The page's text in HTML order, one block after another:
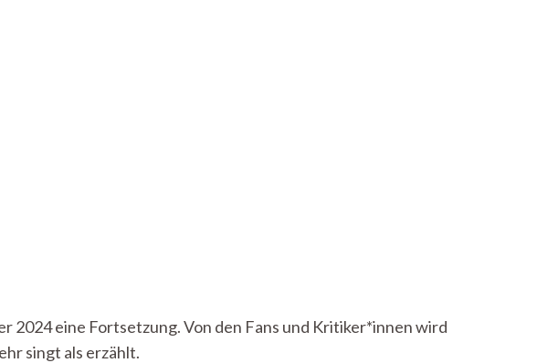
2024 eine Fortsetzung. Von den Fans und Kritiker*innen wird
singt als erzählt.